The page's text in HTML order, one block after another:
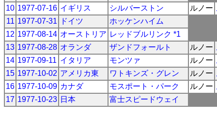
10 1977-07-16 イギリス シルバーストン ルノー
11 1977-07-31 ドイツ
ホッケンハイム
12 1977-08-14 オーストリア レッドブルリンク *1
13 1977-08-28 オランダ ザンドフォールト ルノー
14 1977-09-11 イタリア モンツァ ルノー
15 1977-10-02 アメリカ東 ワトキンズ・グレン ルノー
16 1977-10-09 カナダ モスポート・パーク ルノー
17 1977-10-23 日本 富士スピードウェイ